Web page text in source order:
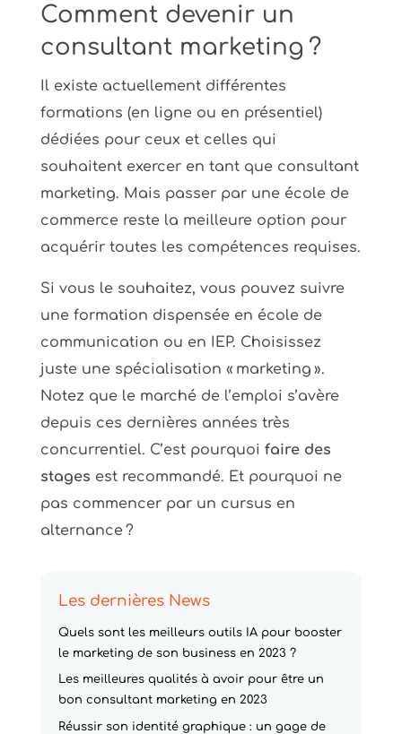
Comment devenir un
consultant marketing ?
Il existe actuellement différentes
formations (en ligne ou en présentiel)
dédiées pour ceux et celles qui
souhaitent exercer en tant que consultant
marketing. Mais passer par une école de
commerce reste la meilleure option pour
acquérir toutes les compétences requises.
Si vous le souhaitez, vous pouvez suivre
une formation dispensée en école de
communication ou en IEP. Choisissez
juste une spécialisation « marketing ».
Notez que le marché de l’emploi s’avère
depuis ces dernières années très
concurrentiel. C’est pourquoi faire des
stages est recommandé. Et pourquoi ne
pas commencer par un cursus en
alternance ?
Les dernières News
Quels sont les meilleurs outils IA pour booster
le marketing de son business en 2023 ?
Les meilleures qualités à avoir pour être un
bon consultant marketing en 2023
Réussir son identité graphique : un gage de